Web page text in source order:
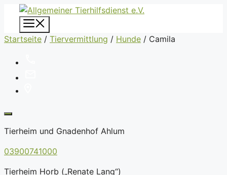
Zum
Inhalt
springen
Startseite / Tiervermittlung / Hunde / Camila
Tierheim und Gnadenhof Ahlum
03900741000
Tierheim Horb („Renate Lang“)